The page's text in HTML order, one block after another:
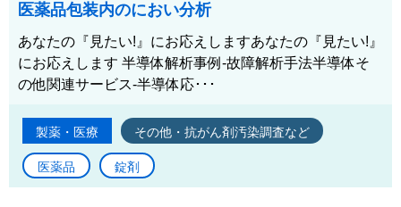
医薬品包装内のにおい分析
あなたの『見たい!』にお応えしますあなたの『見たい!』
にお応えします 半導体解析事例-故障解析手法半導体そ
の他関連サービス-半導体応･･･
製薬・医療 その他・抗がん剤汚染調査など
医薬品 錠剤